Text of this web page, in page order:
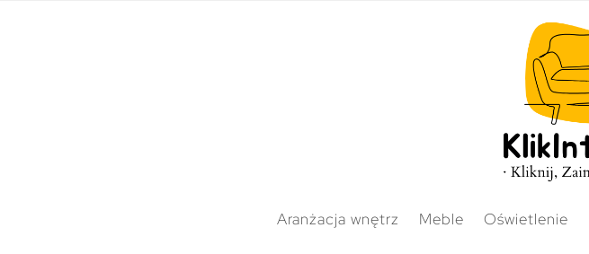
Aranżacja wnętrz Meble Oświetlenie